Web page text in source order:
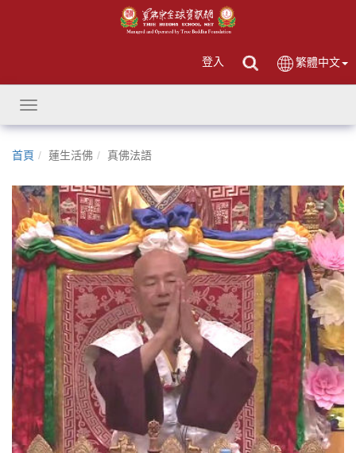
登入 繁體中文
Toggle
navigation
首頁 蓮生活佛 真佛法語